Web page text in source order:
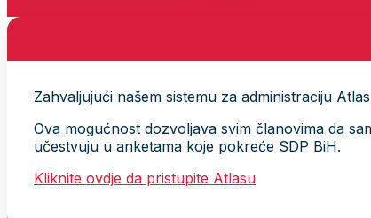
Zahvaljujući našem sistemu za administraciju
Ova mogućnost dozvoljava svim članovima da
učestvuju u anketama koje pokreće SDP BiH.
Kliknite ovdje da pristupite Atlasu